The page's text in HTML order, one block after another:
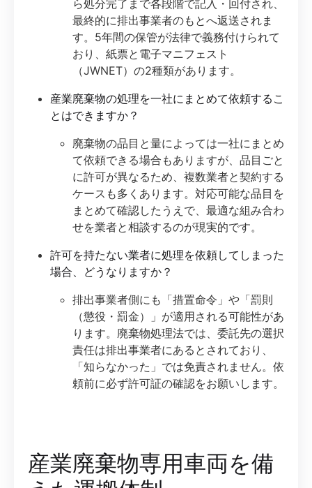
ら処分完了まで各段階で記入・回付され、
最終的に排出事業者のもとへ返送されま
す。5年間の保管が法律で義務付けられて
おり、紙票と電子マニフェスト
（JWNET）の2種類があります。
産業廃棄物の処理を一社にまとめて依頼するこ
とはできますか？
廃棄物の品目と量によっては一社にまとめ
て依頼できる場合もありますが、品目ごと
に許可が異なるため、複数業者と契約する
ケースも多くあります。対応可能な品目を
まとめて確認したうえで、最適な組み合わ
せを業者と相談するのが現実的です。
許可を持たない業者に処理を依頼してしまった
場合、どうなりますか？
排出事業者側にも「措置命令」や「罰則
（懲役・罰金）」が適用される可能性があ
ります。廃棄物処理法では、委託先の選択
責任は排出事業者にあるとされており、
「知らなかった」では免責されません。依
頼前に必ず許可証の確認をお願いします。
産業廃棄物専用車両を備